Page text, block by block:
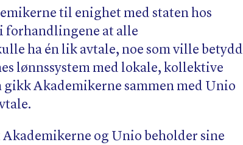
til enighet med staten hos
forhandlingene at alle
ha én lik avtale, noe som ville betydd
lønnssystem med lokale, kollektive
Akademikerne sammen med Unio
og Unio beholder sine